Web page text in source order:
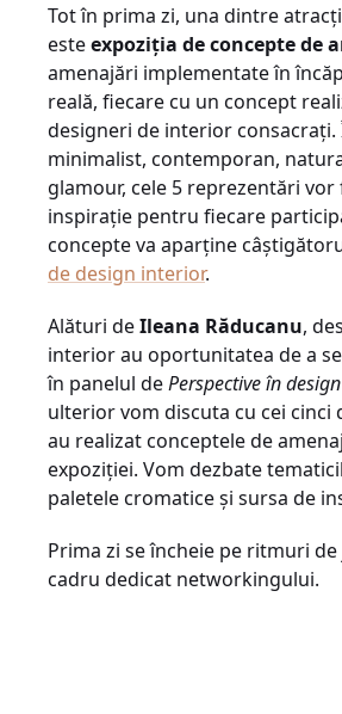
Tot în prima zi, una dintre
esteexpoziția de concepte de
amenajări implementate în
reală, fiecare cu un concept
designeri de interior consacrați.
minimalist, contemporan,
glamour, cele 5 reprezentări vor
inspirație pentru fiecare
concepte va aparține
de design interior.
Alături deIleana Răducanu,
interior au oportunitatea de a
în panelul dePerspective în
ulterior vom discuta cu cei cinci
au realizat conceptele de
expoziției. Vom dezbate
paletele cromatice și sursa de
Prima zi se încheie pe ritmuri
cadru dedicat networkingului.